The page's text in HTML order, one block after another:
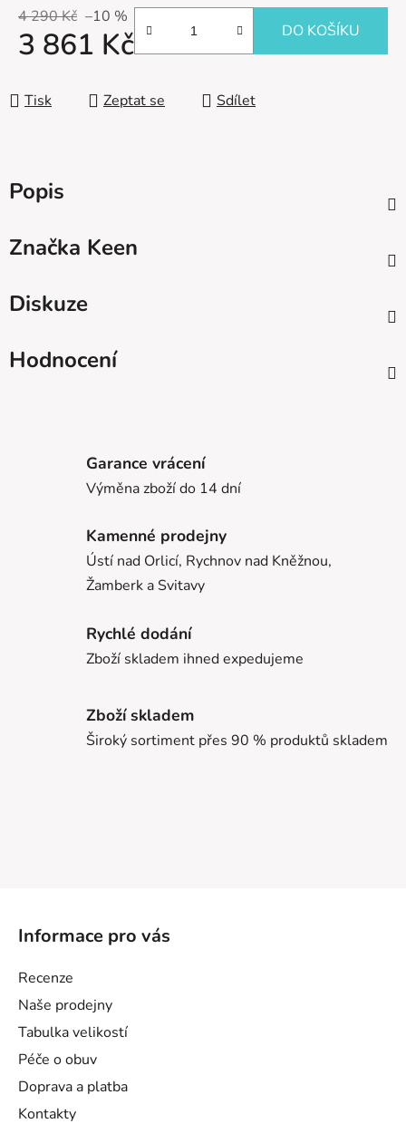
4 290 Kč –10 %
3 861 Kč DO KOŠÍKU
Tisk Zeptat se Sdílet
Popis
Značka Keen
Diskuze
Hodnocení
Garance vrácení
Výměna zboží do 14 dní
Kamenné prodejny
Ústí nad Orlicí, Rychnov nad Kněžnou,
Žamberk a Svitavy
Rychlé dodání
Zboží skladem ihned expedujeme
Zboží skladem
Široký sortiment přes 90 % produktů skladem
Informace pro vás
Recenze
Naše prodejny
Tabulka velikostí
Péče o obuv
Doprava a platba
Kontakty